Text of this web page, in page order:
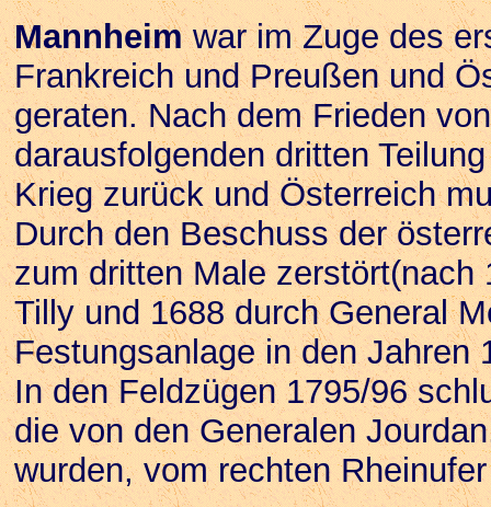
Mannheimwar im Zuge des
Frankreich und Preußen und
geraten. Nach dem Frieden
darausfolgenden dritten
Krieg zurück und Österreich
Durch den Beschuss der
zum dritten Male zerstört(nach
Tilly und 1688 durch General
Festungsanlage in den Jahren
In den Feldzügen 1795/96
die von den Generalen
wurden, vom rechten